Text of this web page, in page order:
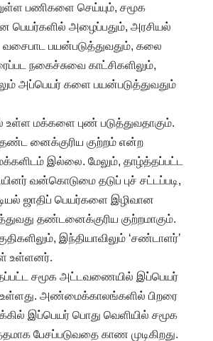
பணிகளை செய்யும், சமூக
பெயர்களில் அழைப்பதும், அரசியல்
பயன்படுத்துவதும், கலை
நகைச்சுவை காட்சிகளிலும்,
அப்பெயர் களை பயன்படுத்துவதும்
உள்ள மக்களை புண் படுத்துவதாகும்.
தண்ட னைக்குரிய குற்றம் என்ற
இல்லை. மேலும், தாழ்த்தப்பட்ட
வன்கொடுமை தடுப் புச் சட்டப்படி,
ஜாதிப் பெயர்களை இழிவான
தண்டனைக்குரிய குற்றமாகும்.
இந்தியாவிலும் ‘சண்டாளர்’
உள்ளனர்.
சமூக அட்டவணையில் இப்பெயர்
அண்மைக்காலங்களில் பிறரை
இப்பெயர் பொது வெளியில் சமூக
பேசப்படுவதை காண முடிகிறது.